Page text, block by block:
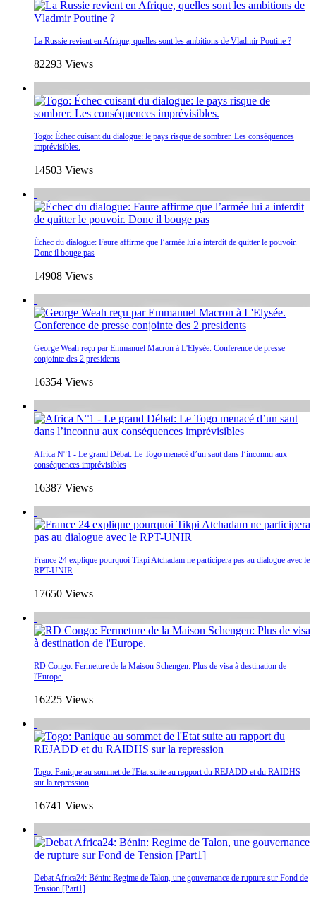
La Russie revient en Afrique, quelles sont les ambitions de Vladmir Poutine ?
82293 Views
Togo: Échec cuisant du dialogue: le pays risque de sombrer. Les conséquences
imprévisibles.
14503 Views
Échec du dialogue: Faure affirme que l’armée lui a interdit de quitter le pouvoir.
Donc il bouge pas
14908 Views
George Weah reçu par Emmanuel Macron à L'Elysée. Conference de presse
conjointe des 2 presidents
16354 Views
Africa N°1 - Le grand Débat: Le Togo menacé d’un saut dans l’inconnu aux
conséquences imprévisibles
16387 Views
France 24 explique pourquoi Tikpi Atchadam ne participera pas au dialogue avec le
RPT-UNIR
17650 Views
RD Congo: Fermeture de la Maison Schengen: Plus de visa à destination de
l'Europe.
16225 Views
Togo: Panique au sommet de l'Etat suite au rapport du REJADD et du RAIDHS
sur la repression
16741 Views
Debat Africa24: Bénin: Regime de Talon, une gouvernance de rupture sur Fond de
Tension [Part1]